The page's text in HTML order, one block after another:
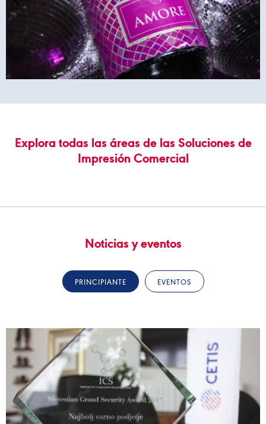
Explora todas las áreas de las Soluciones de
Impresión Comercial
Noticias y eventos
PRINCIPIANTE EVENTOS